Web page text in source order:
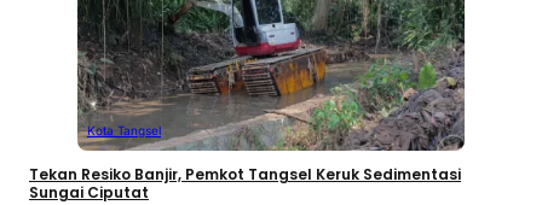
Kota Tangsel
Tekan Resiko Banjir, Pemkot Tangsel Keruk Sedimentasi
Sungai Ciputat